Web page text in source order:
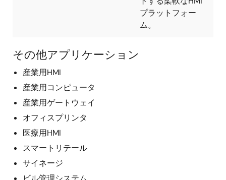
プラットフォー
ム。
その他アプリケーション
産業用HMI
産業用コンピュータ
産業用ゲートウェイ
オフィスプリンタ
医療用HMI
スマートリテール
サイネージ